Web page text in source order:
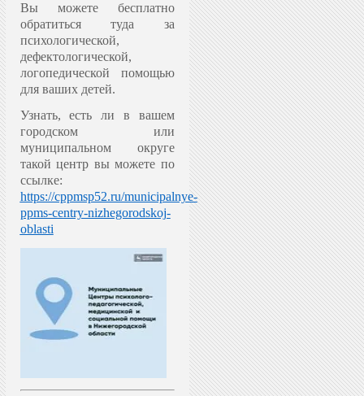
Вы можете бесплатно
обратиться туда за
психологической,
дефектологической,
логопедической помощью
для ваших детей.
Узнать, есть ли в вашем
городском или
муниципальном округе
такой центр вы можете по
ссылке:
https://cppmsp52.ru/municipalnye-
ppms-centry-nizhegorodskoj-
oblasti